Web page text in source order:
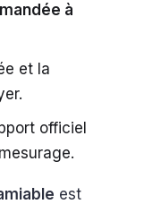
à
et la
officiel
est